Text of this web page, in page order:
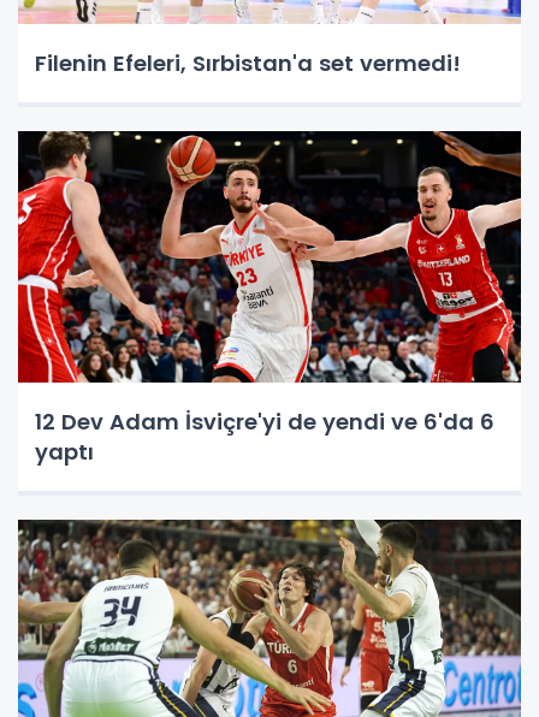
Filenin Efeleri, Sırbistan'a set vermedi!
12 Dev Adam İsviçre'yi de yendi ve 6'da 6
yaptı